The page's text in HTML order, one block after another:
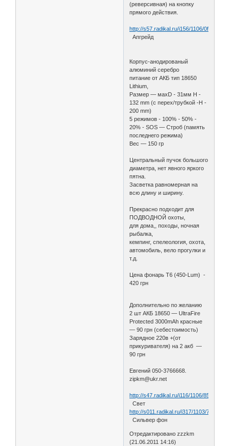
(реверсивная) на кнопку
прямого действия.
http://s57.radikal.ru/i156/1106/0f/
Апгрейд
Корпус-анодированый
алюминий серебро
питание от АКБ тип 18650
Lithium,
Размер — махD - 31мм H -
132 mm (с перех/трубкой -H -
200 mm)
5 режимов - 100% - 50% -
20% - SOS — Строб (память
последнего режима)
Вес — 150 гр
Центральный пучок большого
диаметра, нет явного яркого
пятна.
Засветка равномерная на
всю длину и ширину.
Прекрасно подходит для
ПОДВОДНОЙ охоты,
для дома,, походы, ночная
рыбалка,
кемпинг, спелеология, охота,
автомобиль, вело прогулки и
т.д.
Цена фонарь Т6 (450-Lum) -
420 грн
Дополнительно по желанию
2 шт АКБ 18650 — UltraFire
Protected 3000mAh красные
— 90 грн (себестоимость)
Зарядное 220в +(от
прикуривателя) на 2 акб —
90 грн
Евгений 050-3766668.
zipkm@ukr.net
http://s47.radikal.ru/i116/1106/85/
Свет
http://s011.radikal.ru/i317/1103/7a/
Сильвер фон
Отредактировано zzzkm
(21.06.2011 14:16)